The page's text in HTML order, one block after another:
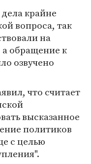
крайне
вопроса, так
на
обращение к
озвучено
что считает
высказанное
политиков
с целью